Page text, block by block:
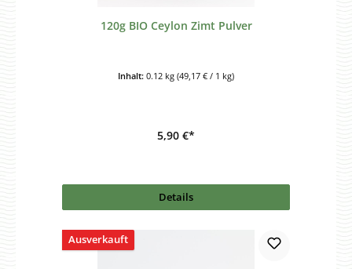
120g BIO Ceylon Zimt Pulver
Inhalt: 0.12 kg (49,17 € / 1 kg)
5,90 €*
Details
Ausverkauft